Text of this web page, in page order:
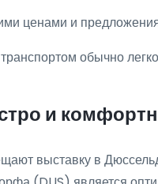
ценами и
обычно
и
выставку в